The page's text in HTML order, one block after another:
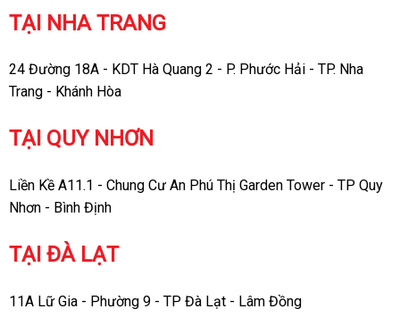
TẠI NHA TRANG
24 Đường 18A - KDT Hà Quang 2 - P. Phước Hải - TP. Nha
Trang - Khánh Hòa
TẠI QUY NHƠN
Liền Kề A11.1 - Chung Cư An Phú Thị Garden Tower - TP Quy
Nhơn - Bình Định
TẠI ĐÀ LẠT
11A Lữ Gia - Phường 9 - TP Đà Lạt - Lâm Đồng